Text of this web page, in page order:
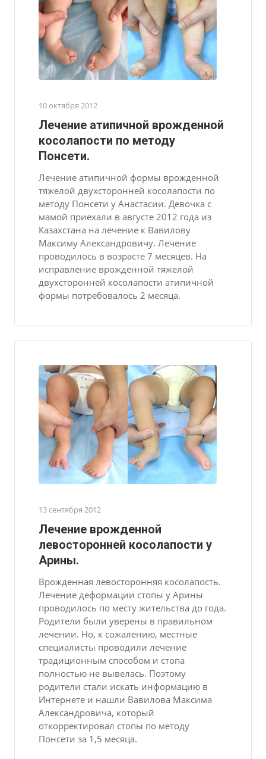
10 октября 2012
Лечение атипичной врожденной
косолапости по методу
Понсети.
Лечение атипичной формы врожденной
тяжелой двухсторонней косолапости по
методу Понсети у Анастасии. Девочка с
мамой приехали в августе 2012 года из
Казахстана на лечение к Вавилову
Максиму Александровичу. Лечение
проводилось в возрасте 7 месяцев. На
исправление врожденной тяжелой
двухсторонней косолапости атипичной
формы потребовалось 2 месяца.
13 сентября 2012
Лечение врожденной
левосторонней косолапости у
Арины.
Врожденная левосторонняя косолапость.
Лечение деформации стопы у Арины
проводилось по месту жительства до года.
Родители были уверены в правильном
лечении. Но, к сожалению, местные
специалисты проводили лечение
традиционным способом и стопа
полностью не вывелась. Поэтому
родители стали искать информацию в
Интернете и нашли Вавилова Максима
Александровича, который
откорректировал стопы по методу
Понсети за 1,5 месяца.